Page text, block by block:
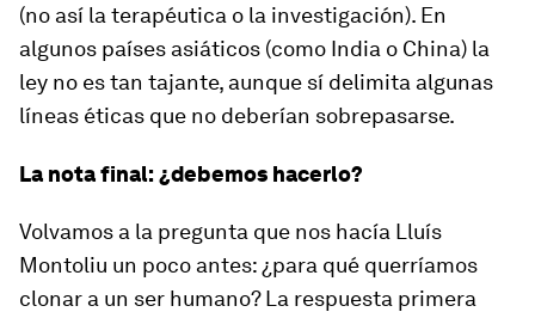
(no así la terapéutica o la investigación). En
algunos países asiáticos (como India o China) la
ley no es tan tajante, aunque sí delimita algunas
líneas éticas que no deberían sobrepasarse.
La nota final: ¿debemos hacerlo?
Volvamos a la pregunta que nos hacía Lluís
Montoliu un poco antes: ¿para qué querríamos
clonar a un ser humano? La respuesta primera